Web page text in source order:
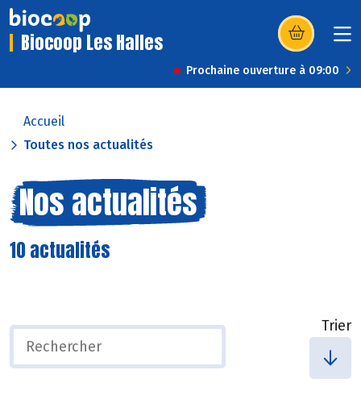
Biocoop Les Halles (s’ouvre dans
Prochaine ouverture à 09:00
Accueil
Toutes nos actualités
Nos actualités
10 actualités
Trier